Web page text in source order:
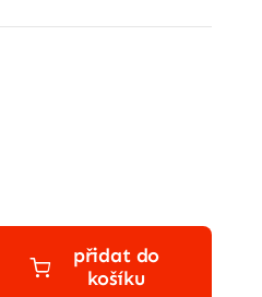
přidat do
košíku